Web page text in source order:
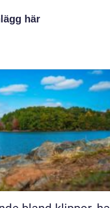
här